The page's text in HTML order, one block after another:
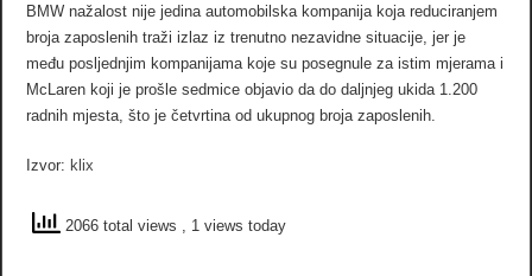
BMW nažalost nije jedina automobilska kompanija koja reduciranjem
broja zaposlenih traži izlaz iz trenutno nezavidne situacije, jer je
među posljednjim kompanijama koje su posegnule za istim mjerama i
McLaren koji je prošle sedmice objavio da do daljnjeg ukida 1.200
radnih mjesta, što je četvrtina od ukupnog broja zaposlenih.
Izvor: klix
2066 total views , 1 views today